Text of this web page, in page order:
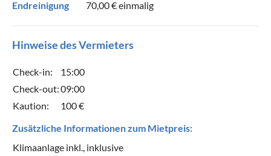
Endreinigung 70,00 €einmalig
Hinweise des Vermieters
Check-in:
15:00
Check-out:09:00
Kaution:
100 €
Zusätzliche Informationen zum Mietpreis:
Klimaanlage inkl., inklusive